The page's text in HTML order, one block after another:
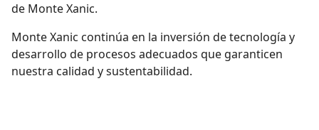
de Monte Xanic.
Monte Xanic continúa en la inversión de tecnología y
desarrollo de procesos adecuados que garanticen
nuestra calidad y sustentabilidad.